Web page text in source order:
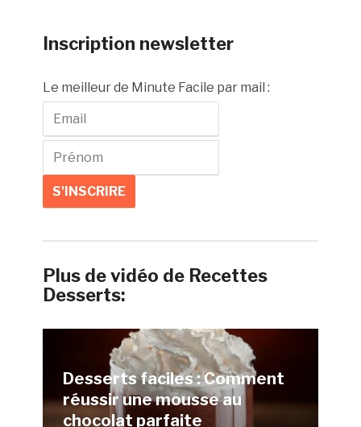
Inscription newsletter
Le meilleur de Minute Facile par mail :
Plus de vidéo de Recettes
Desserts:
Desserts faciles : Comment
réussir une mousse au
chocolat parfaite